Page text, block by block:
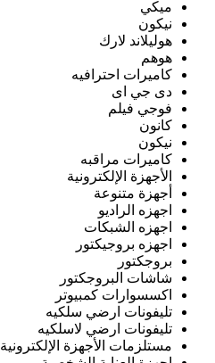
ميكي
نيكون
هوليلاند لارك
هوهم
كاميرات احترافيه
دى جي اى
فوجي فيلم
كانون
نيكون
كاميرات مراقبه
الأجهزة الإلكترونية
أجهزة متنوعة
اجهزه الراديو
اجهزه الشبكات
اجهزه بروجيكتور
بروجكتور
شاشات البروجكتور
اكسسوارات كمبيوتر
تليفونات ارضي سلكيه
تليفونات ارضي لاسلكيه
مستلزمات الأجهزة الإلكترونية